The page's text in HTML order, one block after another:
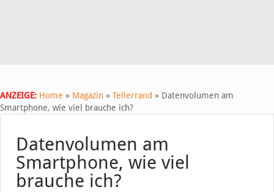
ANZEIGE: Home » Magazin » Tellerrand » Datenvolumen am
Smartphone, wie viel brauche ich?
Datenvolumen am
Smartphone, wie viel
brauche ich?